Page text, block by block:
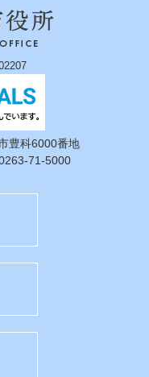
豊科6000番地
71-5000